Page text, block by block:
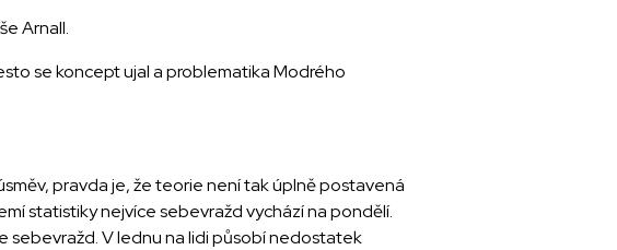
Arnall.
se koncept ujal a problematika Modrého
pravda je, že teorie není tak úplně postavená
statistiky nejvíce sebevražd vychází na pondělí.
sebevražd. V lednu na lidi působí nedostatek